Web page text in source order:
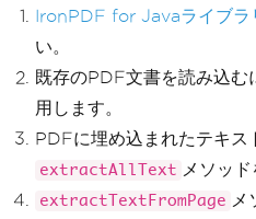
IronPDF for Javaライブラ
い。
既存のPDF文書を読み込む
用します。
PDFに埋め込まれたテキス
extractAllText メソッド
extractTextFromPage メ